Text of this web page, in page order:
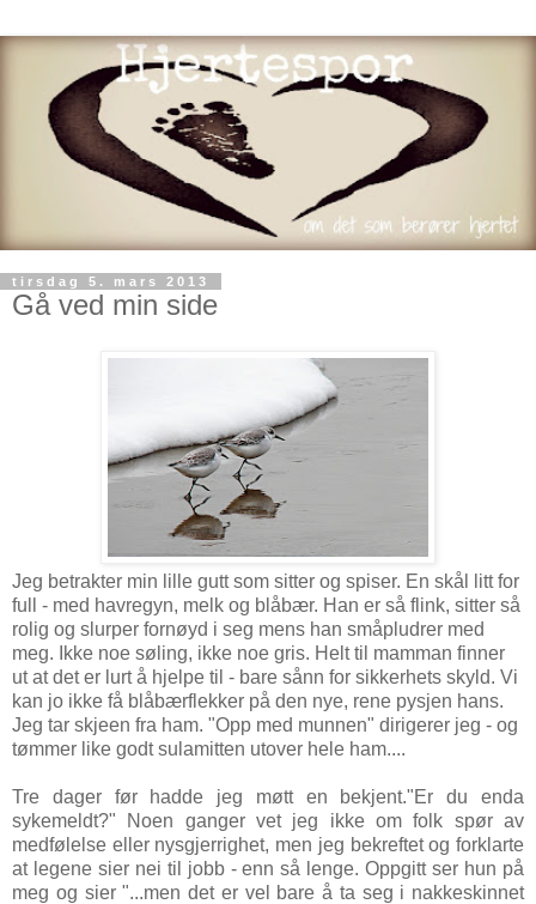
tirsdag 5. mars 2013
Gå ved min side
Jeg betrakter min lille gutt som sitter og spiser. En skål litt for
full - med havregyn, melk og blåbær. Han er så flink, sitter så
rolig og slurper fornøyd i seg mens han småpludrer med
meg. Ikke noe søling, ikke noe gris. Helt til mamman finner
ut at det er lurt å hjelpe til - bare sånn for sikkerhets skyld. Vi
kan jo ikke få blåbærflekker på den nye, rene pysjen hans.
Jeg tar skjeen fra ham. "Opp med munnen" dirigerer jeg - og
tømmer like godt sulamitten utover hele ham....
Tre dager før hadde jeg møtt en bekjent."Er du enda
sykemeldt?" Noen ganger vet jeg ikke om folk spør av
medfølelse eller nysgjerrighet, men jeg bekreftet og forklarte
at legene sier nei til jobb - enn så lenge. Oppgitt ser hun på
meg og sier "...men det er vel bare å ta seg i nakkeskinnet